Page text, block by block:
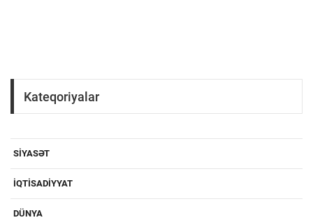
Kateqoriyalar
SIYASƏT
IQTISADIYYAT
DÜNYA